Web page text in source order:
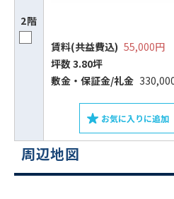
2階
賃料(共益費込) 55,000円
坪数 3.80坪
敷⾦‧保証⾦/礼⾦
お気に入りに追加
をお伝えいた
スムーズにご案
0120-
平日 9:00
周辺地図